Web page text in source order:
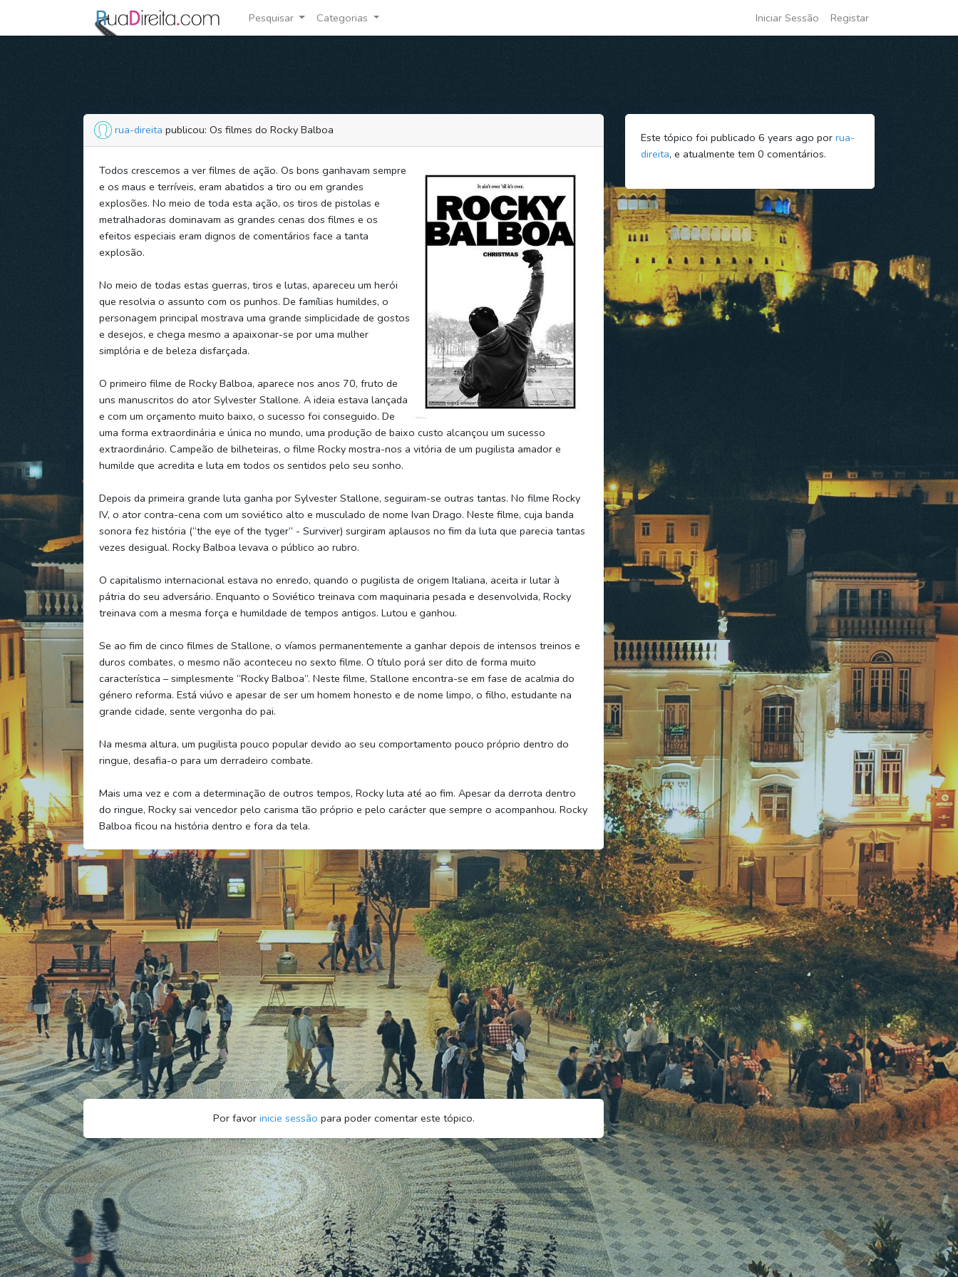
Pesquisar Categorias Iniciar Sessão Registar
rua-direita publicou: Os filmes do Rocky Balboa
Todos crescemos a ver filmes de ação. Os bons ganhavam sempre
e os maus e terríveis, eram abatidos a tiro ou em grandes
explosões. No meio de toda esta ação, os tiros de pistolas e
metralhadoras dominavam as grandes cenas dos filmes e os
efeitos especiais eram dignos de comentários face a tanta
explosão.
No meio de todas estas guerras, tiros e lutas, apareceu um herói
que resolvia o assunto com os punhos. De famílias humildes, o
personagem principal mostrava uma grande simplicidade de gostos
e desejos, e chega mesmo a apaixonar-se por uma mulher
simplória e de beleza disfarçada.
O primeiro filme de Rocky Balboa, aparece nos anos 70, fruto de
uns manuscritos do ator Sylvester Stallone. A ideia estava lançada
e com um orçamento muito baixo, o sucesso foi conseguido. De
uma forma extraordinária e única no mundo, uma produção de baixo custo alcançou um sucesso
extraordinário. Campeão de bilheteiras, o filme Rocky mostra-nos a vitória de um pugilista amador e
humilde que acredita e luta em todos os sentidos pelo seu sonho.
Depois da primeira grande luta ganha por Sylvester Stallone, seguiram-se outras tantas. No filme Rocky
IV, o ator contra-cena com um soviético alto e musculado de nome Ivan Drago. Neste filme, cuja banda
sonora fez história (“the eye of the tyger” - Surviver) surgiram aplausos no fim da luta que parecia tantas
vezes desigual. Rocky Balboa levava o público ao rubro.
O capitalismo internacional estava no enredo, quando o pugilista de origem Italiana, aceita ir lutar à
pátria do seu adversário. Enquanto o Soviético treinava com maquinaria pesada e desenvolvida, Rocky
treinava com a mesma força e humildade de tempos antigos. Lutou e ganhou.
Se ao fim de cinco filmes de Stallone, o víamos permanentemente a ganhar depois de intensos treinos e
duros combates, o mesmo não aconteceu no sexto filme. O título porá ser dito de forma muito
característica – simplesmente “Rocky Balboa”. Neste filme, Stallone encontra-se em fase de acalmia do
género reforma. Está viúvo e apesar de ser um homem honesto e de nome limpo, o filho, estudante na
grande cidade, sente vergonha do pai.
Na mesma altura, um pugilista pouco popular devido ao seu comportamento pouco próprio dentro do
ringue, desafia-o para um derradeiro combate.
Mais uma vez e com a determinação de outros tempos, Rocky luta até ao fim. Apesar da derrota dentro
do ringue, Rocky sai vencedor pelo carisma tão próprio e pelo carácter que sempre o acompanhou. Rocky
Balboa ficou na história dentro e fora da tela.
Por favor inicie sessão para poder comentar este tópico.
Este tópico foi publicado 6 years ago por rua-
direita, e atualmente tem 0 comentários.